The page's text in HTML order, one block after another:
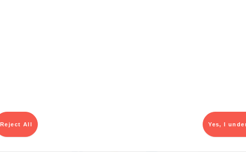
ta del av aktuella kampanjer. Du som är Menigo-
Yes, I
Reject All